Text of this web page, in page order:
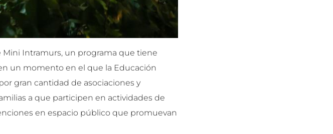
Intramurs, un programa que tiene
un momento en el que la Educación
gran cantidad de asociaciones y
a que participen en actividades de
en espacio público que promuevan